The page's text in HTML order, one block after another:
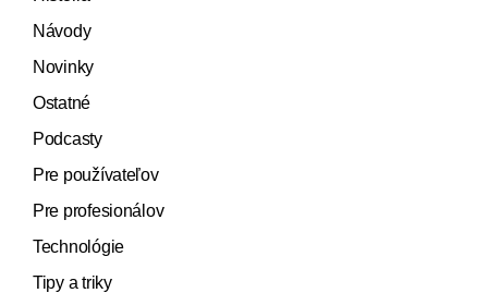
Návody
Novinky
Ostatné
Podcasty
Pre používateľov
Pre profesionálov
Technológie
Tipy a triky